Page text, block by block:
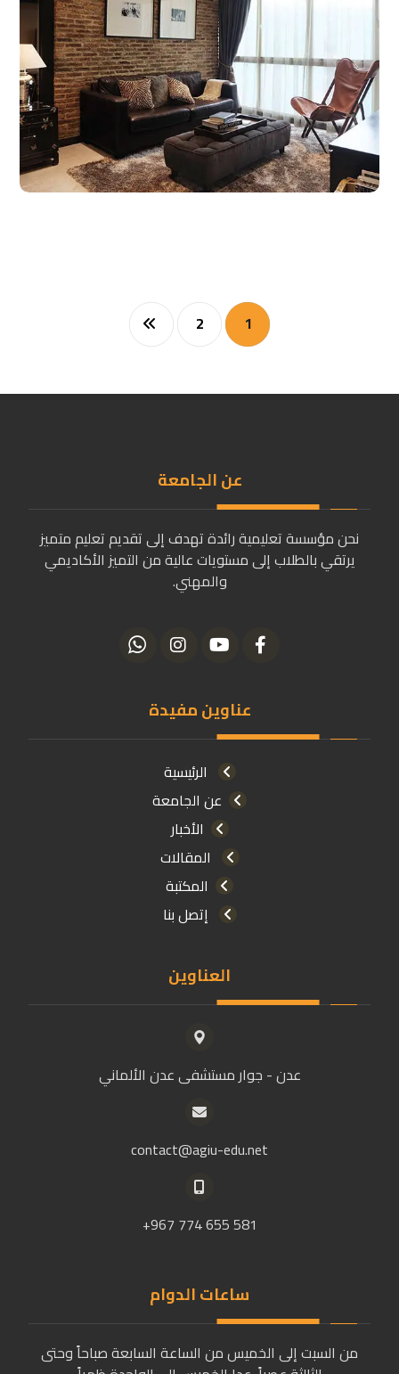
1
2
عن الجامعة
نحن مؤسسة تعليمية رائدة تهدف إلى تقديم تعليم متميز
يرتقي بالطلاب إلى مستويات عالية من التميز الأكاديمي
والمهني.
عناوين مفيدة
الرئيسية
عن الجامعة
الأخبار
المقالات
المكتبة
إتصل بنا
العناوين
عدن - جوار مستشفى عدن الألماني
contact@agiu-edu.net
581 655 774 967+
ساعات الدوام
من السبت إلى الخميس من الساعة السابعة صباحاً وحتى